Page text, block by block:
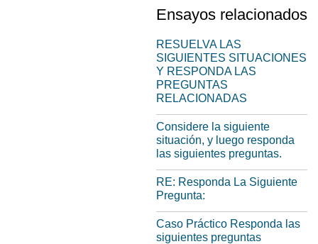
Ensayos relacionados
RESUELVA LAS
SIGUIENTES SITUACIONES
Y RESPONDA LAS
PREGUNTAS
RELACIONADAS
Considere la siguiente
situación, y luego responda
las siguientes preguntas.
RE: Responda La Siguiente
Pregunta:
Caso Práctico Responda las
siguientes preguntas